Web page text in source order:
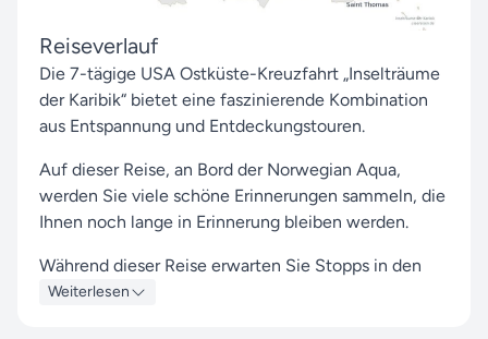
Reiseverlauf
Die 7-tägige USA Ostküste-Kreuzfahrt „Inselträume
der Karibik“ bietet eine faszinierende Kombination
aus Entspannung und Entdeckungstouren.
Auf dieser Reise, an Bord der Norwegian Aqua,
werden Sie viele schöne Erinnerungen sammeln, die
Ihnen noch lange in Erinnerung bleiben werden.
Während dieser Reise erwarten Sie Stopps in den
Häfen von Port Canaveral, Puerto Plata und Tortola,
Weiterlesen